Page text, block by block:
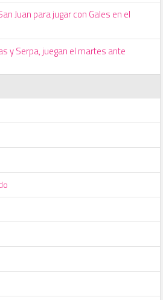
Juan para jugar con Gales en el
y Serpa, juegan el martes ante